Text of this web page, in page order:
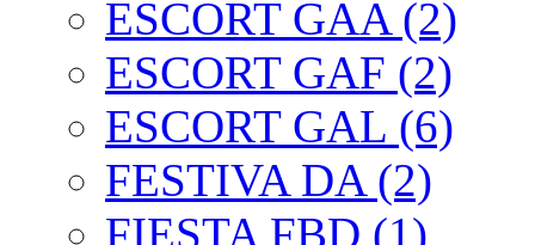
ESCORT GAA (2)
ESCORT GAF (2)
ESCORT GAL (6)
FESTIVA DA (2)
FIESTA FBD (1)